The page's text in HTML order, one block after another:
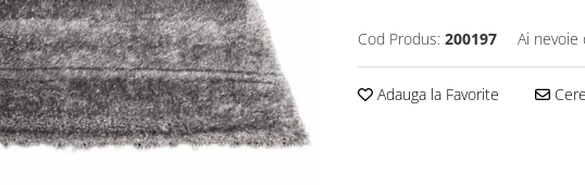
Cod Produs: 200197 Ai nevoie
Adauga la Favorite